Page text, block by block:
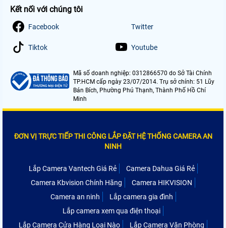
Kết nối với chúng tôi
Facebook Twitter
Tiktok Youtube
Mã số doanh nghiệp: 0312866570 do Sở Tài Chính
TP.HCM cấp ngày 23/07/2014. Trụ sở chính: 51 Lũy
Bán Bích, Phường Phú Thạnh, Thành Phố Hồ Chí
Minh
ĐƠN VỊ TRỰC TIẾP THI CÔNG LẮP ĐẶT HỆ THỐNG CAMERA AN
NINH
Lắp Camera Vantech Giá Rẻ
Camera Dahua Giá Rẻ
Camera Kbvision Chính Hãng
Camera HIKVISION
Camera an ninh
Lắp camera gia đình
Lắp camera xem qua điện thoại
Lắp Camera Cửa Hàng Loại Nào
Lắp Camera Văn Phòng